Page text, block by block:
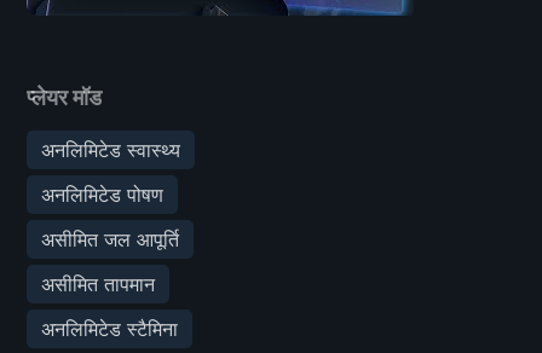
प्लेयर मॉड
अनलिमिटेड स्वास्थ्य
अनलिमिटेड पोषण
असीमित जल आपूर्ति
असीमित तापमान
अनलिमिटेड स्टैमिना